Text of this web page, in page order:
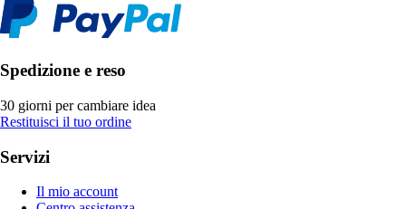
Spedizione e reso
30 giorni per cambiare idea
Restituisci il tuo ordine
Servizi
Il mio account